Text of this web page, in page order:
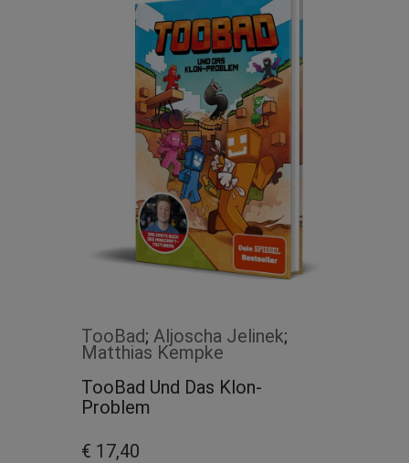
TooBad; Aljoscha Jelinek;
Matthias Kempke
TooBad Und Das Klon-
Problem
€ 17,40